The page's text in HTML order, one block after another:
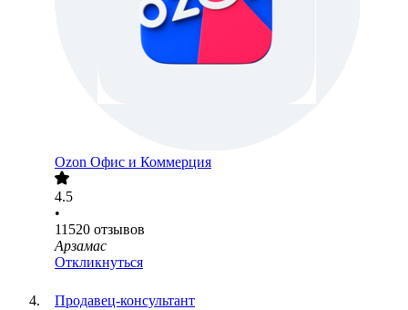
Ozon Офис и Коммерция
4.5
•
11520 отзывов
Арзамас
Откликнуться
Продавец-консультант